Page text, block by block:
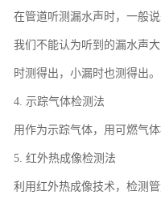
在管道听测漏水声时，一般
我们不能认为听到的漏水声
时测得出，小漏时也测得出。
4. 示踪气体检测法
用作为示踪气体，用可燃气
5. 红外热成像检测法
利用红外热成像技术，检测